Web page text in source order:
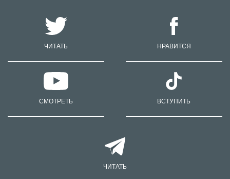
ЧИТАТЬ НРАВИТСЯ
СМОТРЕТЬ ВСТУПИТЬ
ЧИТАТЬ